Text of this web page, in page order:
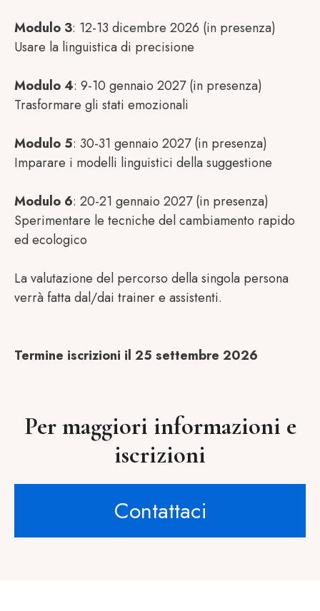
Modulo 3: 12-13 dicembre 2026 (in presenza)
Usare la linguistica di precisione
Modulo 4: 9-10 gennaio 2027 (in presenza)
Trasformare gli stati emozionali
Modulo 5: 30-31 gennaio 2027 (in presenza)
Imparare i modelli linguistici della suggestione
Modulo 6: 20-21 gennaio 2027 (in presenza)
Sperimentare le tecniche del cambiamento rapido
ed ecologico
La valutazione del percorso della singola persona
verrà fatta dal/dai trainer e assistenti.
Termine iscrizioni il 25 settembre 2026
Per maggiori informazioni e
iscrizioni
Contattaci